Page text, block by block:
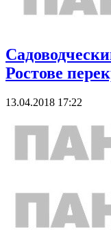
Ростове
13.04.2018 17:22